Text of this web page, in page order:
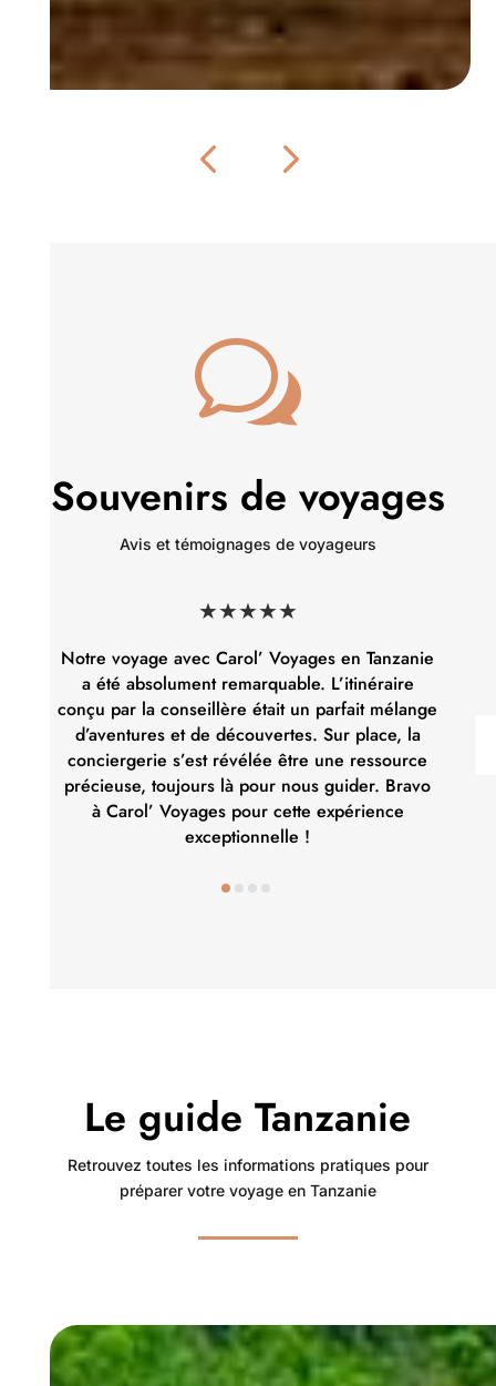
w
Souvenirs de voyages
Avis et témoignages de voyageurs
★★★★★
voyage avec Carol’ Voyages en Tanzanie
a été absolument remarquable. L’itinéraire
par la conseillère était un parfait mélange
d’aventures et de découvertes. Sur place, la
conciergerie s’est révélée être une ressource
toujours là pour nous guider. Bravo
à Carol’ Voyages pour cette expérience
exceptionnelle !
Explorer
et des
Le guide Tanzanie
Retrouvez toutes les informations pratiques pour
préparer votre voyage en Tanzanie